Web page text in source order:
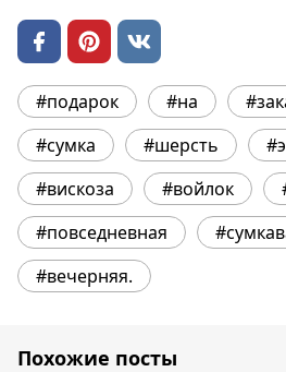
#подарок #на
#сумка
#шерсть
#вискоза
#войлок
#повседневная
#вечерняя.
Похожие посты